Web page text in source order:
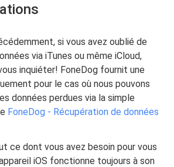
si vous avez oublié de
via iTunes ou même iCloud,
inquiéter! FoneDog fournit une
pour le cas où nous pouvons
données perdues via la simple
FoneDog - Récupération de données
ce dont vous avez besoin pour vous
iOS fonctionne toujours à son